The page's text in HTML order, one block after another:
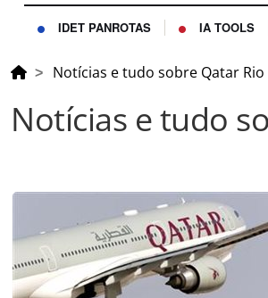
IDET PANROTAS IA TOOLS
Notícias e tudo sobre Qatar Rio
Notícias e tudo